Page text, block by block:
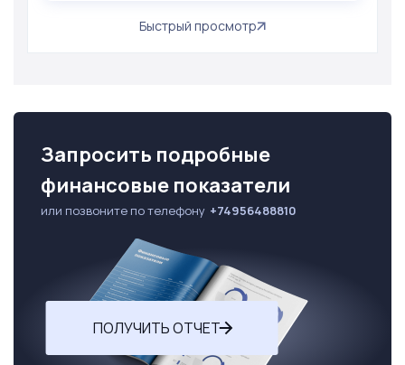
Быстрый просмотр
Запросить подробные
финансовые показатели
или позвоните по телефону +74956488810
ПОЛУЧИТЬ ОТЧЕТ